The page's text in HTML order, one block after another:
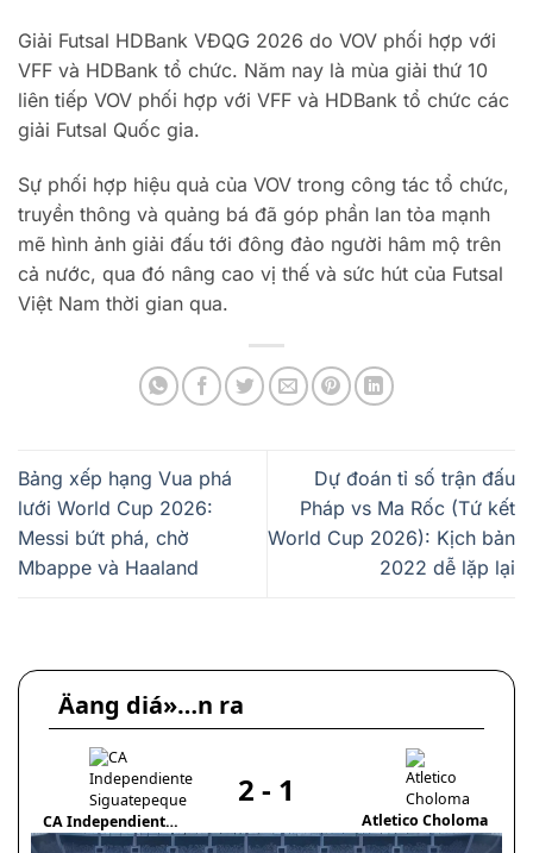
Giải Futsal HDBank VĐQG 2026 do VOV phối hợp với
VFF và HDBank tổ chức. Năm nay là mùa giải thứ 10
liên tiếp VOV phối hợp với VFF và HDBank tổ chức các
giải Futsal Quốc gia.
Sự phối hợp hiệu quả của VOV trong công tác tổ chức,
truyền thông và quảng bá đã góp phần lan tỏa mạnh
mẽ hình ảnh giải đấu tới đông đảo người hâm mộ trên
cả nước, qua đó nâng cao vị thế và sức hút của Futsal
Việt Nam thời gian qua.
Bảng xếp hạng Vua phá
lưới World Cup 2026:
Messi bứt phá, chờ
Mbappe và Haaland
Dự đoán tỉ số trận đấu
Pháp vs Ma Rốc (Tứ kết
World Cup 2026): Kịch bản
2022 dễ lặp lại
Äang diá»…n ra
CA Independiente
Siguatepeque
2 - 1
Atletico Choloma